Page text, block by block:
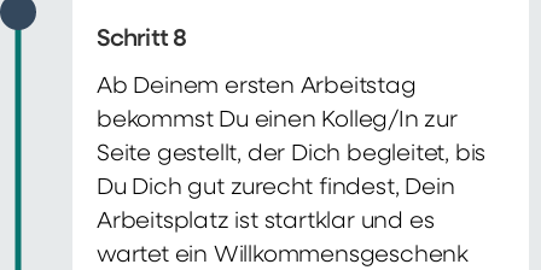
Schritt 8
Ab Deinem ersten Arbeitstag
bekommst Du einen Kolleg/In zur
Seite gestellt, der Dich begleitet, bis
Du Dich gut zurecht findest, Dein
Arbeitsplatz ist startklar und es
wartet ein Willkommensgeschenk